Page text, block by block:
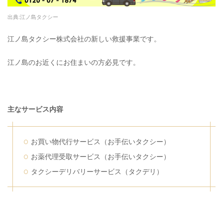
出典:江ノ島タクシー
江ノ島タクシー株式会社の新しい救援事業です。
江ノ島のお近くにお住まいの方必見です。
主なサービス内容
お買い物代行サービス（お手伝いタクシー）
お薬代理受取サービス（お手伝いタクシー）
タクシーデリバリーサービス（タクデリ）